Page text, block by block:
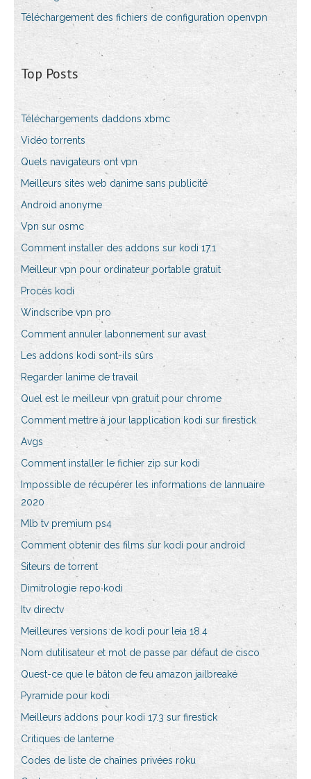
Téléchargement des fichiers de configuration openvpn
Top Posts
Téléchargements daddons xbmc
Vidéo torrents
Quels navigateurs ont vpn
Meilleurs sites web danime sans publicité
Android anonyme
Vpn sur osmc
Comment installer des addons sur kodi 17.1
Meilleur vpn pour ordinateur portable gratuit
Procès kodi
Windscribe vpn pro
Comment annuler labonnement sur avast
Les addons kodi sont-ils sûrs
Regarder lanime de travail
Quel est le meilleur vpn gratuit pour chrome
Comment mettre à jour lapplication kodi sur firestick
Avgs
Comment installer le fichier zip sur kodi
Impossible de récupérer les informations de lannuaire
2020
Mlb tv premium ps4
Comment obtenir des films sur kodi pour android
Siteurs de torrent
Dimitrologie repo kodi
Itv directv
Meilleures versions de kodi pour leia 18.4
Nom dutilisateur et mot de passe par défaut de cisco
Quest-ce que le bâton de feu amazon jailbreaké
Pyramide pour kodi
Meilleurs addons pour kodi 17.3 sur firestick
Critiques de lanterne
Codes de liste de chaînes privées roku